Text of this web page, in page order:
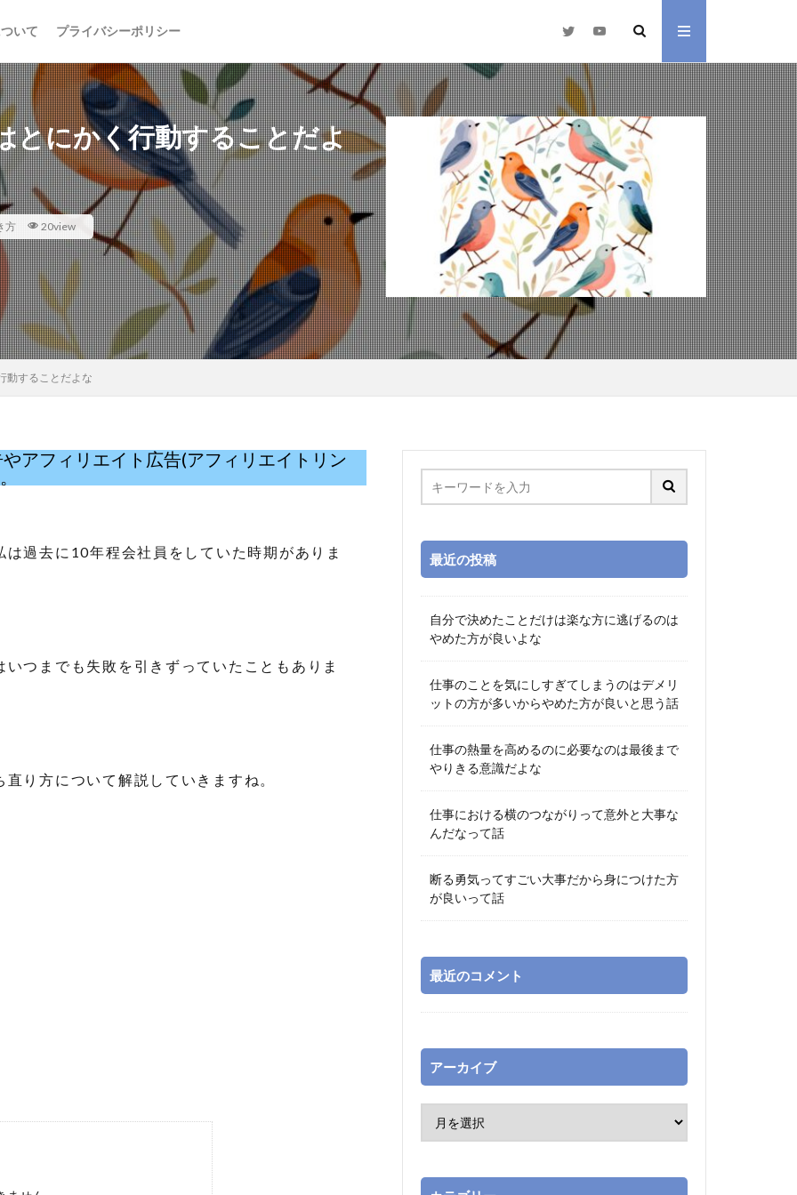
いて プライバシーポリシー
とにかく行動することだよ
方 20view
動することだよな
アフィリエイト広告(アフィリエイトリン
過去に10年程会社員をしていた時期がありま
つまでも失敗を引きずっていたこともありま
り方について解説していきますね。
最近の投稿
自分で決めたことだけは楽な方に逃げるのは
やめた方が良いよな
仕事のことを気にしすぎてしまうのはデメリ
ットの方が多いからやめた方が良いと思う話
仕事の熱量を高めるのに必要なのは最後まで
やりきる意識だよな
仕事における横のつながりって意外と大事な
んだなって話
断る勇気ってすごい大事だから身につけた方
が良いって話
最近のコメント
アーカイブ